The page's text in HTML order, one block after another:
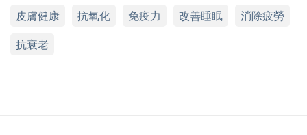
進行抗氧化、抗醣化、抗UV，多角度抗衰逆齡。配以
大熱抗衰精粹PQQ及紫檀芪，有助提升細胞線粒體質
量、加強細胞抵禦力，達到有史以來最高級別的細胞
送貨條款：
皮膚健康
抗氧化 免疫力 改善睡眠
消除疲勞
抗衰老